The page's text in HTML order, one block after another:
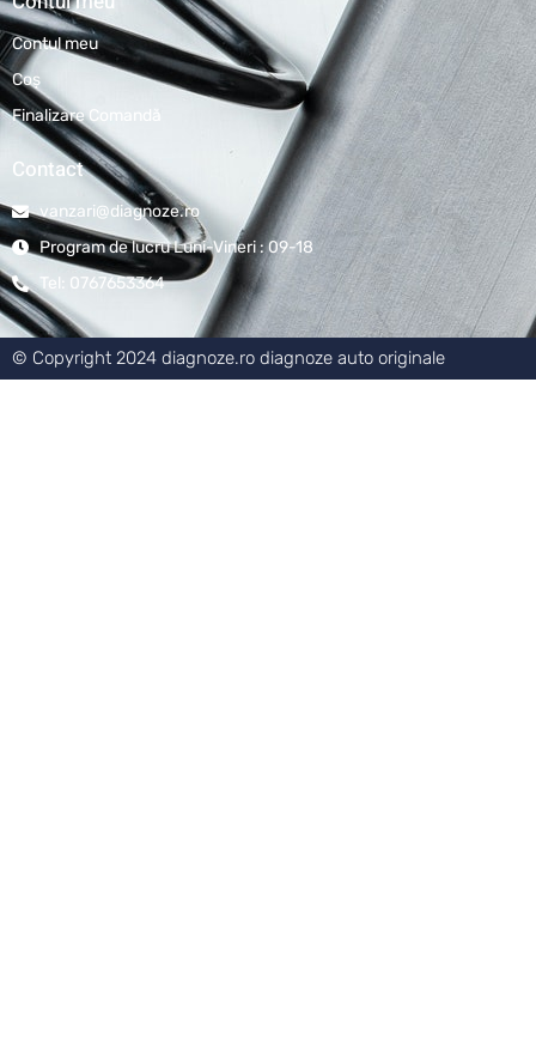
Contul meu
Coş
Finalizare Comandă
Contact
vanzari@diagnoze.ro
Program de lucru Luni-Vineri : 09-18
Tel: 0767653364
© Copyright 2024 diagnoze.ro diagnoze auto originale